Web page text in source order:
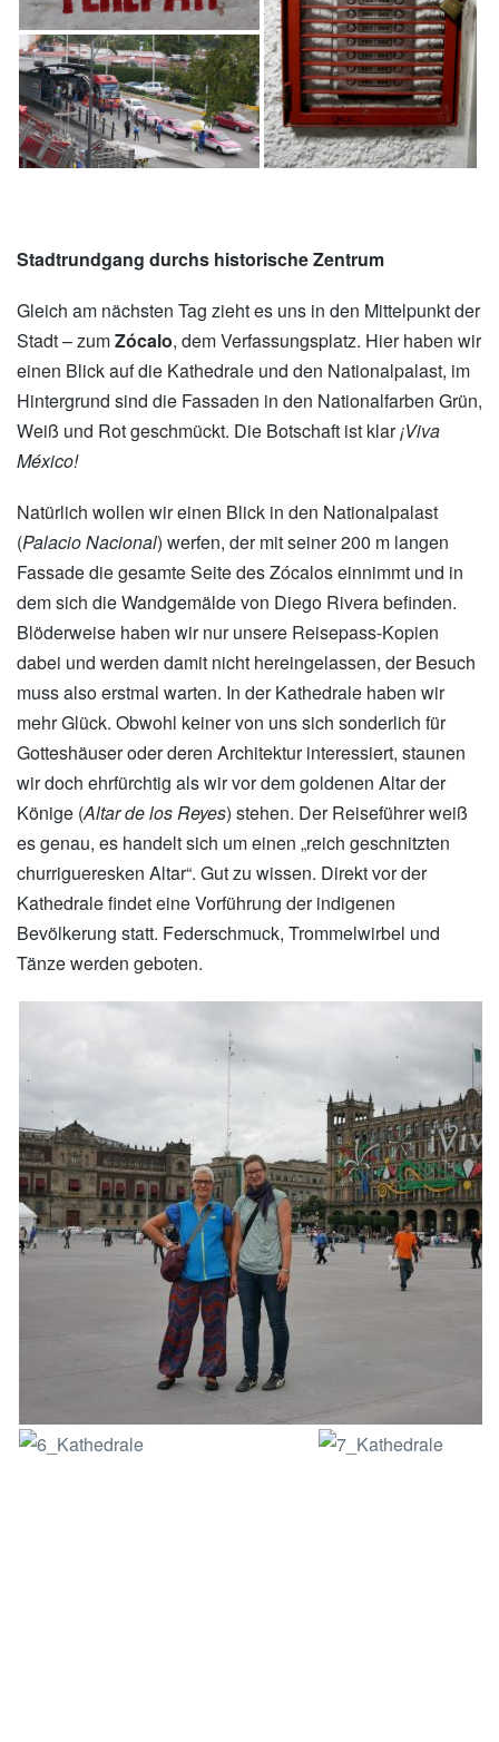
Stadtrundgang durchs historische Zentrum
Gleich am nächsten Tag zieht es uns in den Mittelpunkt der
Stadt – zumZócalo, dem Verfassungsplatz. Hier haben wir
einen Blick auf die Kathedrale und den Nationalpalast, im
Hintergrund sind die Fassaden in den Nationalfarben Grün,
Weiß und Rot geschmückt. Die Botschaft ist klar¡Viva
México!
Natürlich wollen wir einen Blick in den Nationalpalast
(Palacio Nacional) werfen, der mit seiner 200 m langen
Fassade die gesamte Seite des Zócalos einnimmt und in
dem sich die Wandgemälde von Diego Rivera befinden.
Blöderweise haben wir nur unsere Reisepass-Kopien
dabei und werden damit nicht hereingelassen, der Besuch
muss also erstmal warten. In der Kathedrale haben wir
mehr Glück. Obwohl keiner von uns sich sonderlich für
Gotteshäuser oder deren Architektur interessiert, staunen
wir doch ehrfürchtig als wir vor dem goldenen Altar der
Könige (Altar de los Reyes) stehen. Der Reiseführer weiß
es genau, es handelt sich um einen „reich geschnitzten
churrigueresken Altar“. Gut zu wissen. Direkt vor der
Kathedrale findet eine Vorführung der indigenen
Bevölkerung statt. Federschmuck, Trommelwirbel und
Tänze werden geboten.